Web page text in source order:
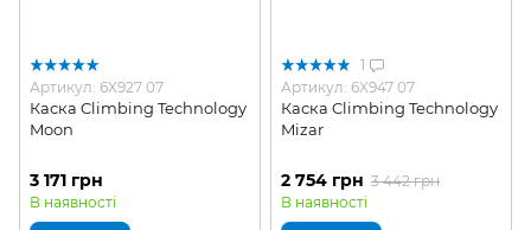
Артикул: 6X927 07
Каска Climbing Technology
Moon
3 171 грн
В наявності
1
Артикул: 6X947 07
Каска Climbing Technology
Mizar
2 754 грн 3 442 грн
В наявності